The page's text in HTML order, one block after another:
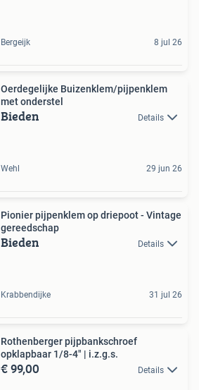
Bergeijk 8 jul 26
Oerdegelijke Buizenklem/pijpenklem
met onderstel
Bieden Details
Wehl 29 jun 26
Pionier pijpenklem op driepoot - Vintage
gereedschap
Bieden Details
Krabbendijke 31 jul 26
Rothenberger pijpbankschroef
opklapbaar 1/8-4" | i.z.g.s.
€ 99,00 Details